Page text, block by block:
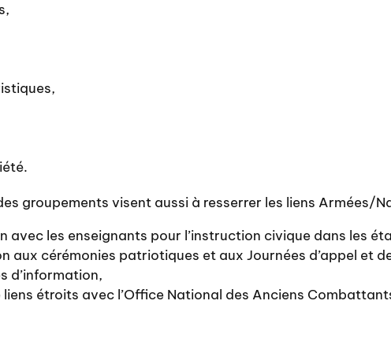
groupements visent aussi à resserrer les liens Armées/
avec les enseignants pour l’instruction civique dans les
aux cérémonies patriotiques et aux Journées d’appel et
d’information,
liens étroits avec l’Office National des Anciens